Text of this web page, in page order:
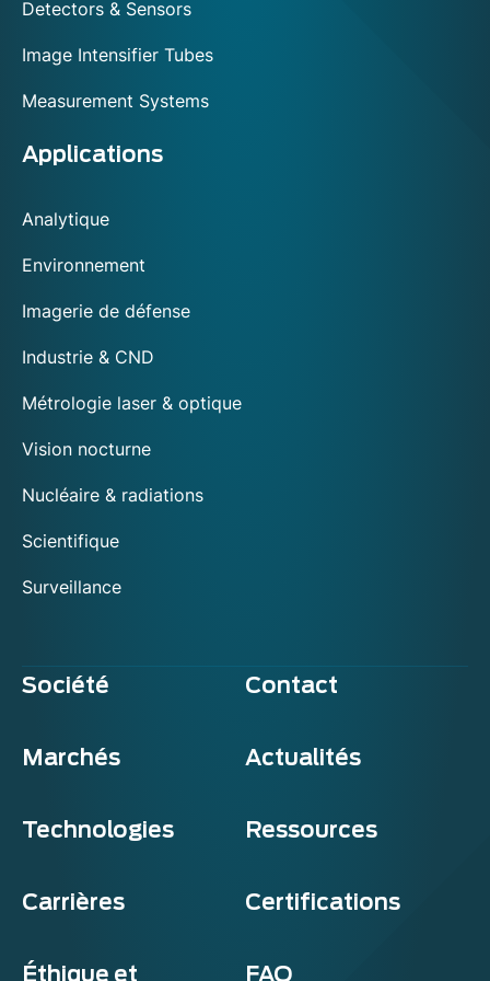
sécurité. En fin de compte, l'utilisation de la
inspections des trains et des véhicules offre
de nombreux avantages, de la détection
l'amélioration de la sécurité et de la précision.
En exploitant cette technologie, les
leurs processus d'inspection et améliorer la
Detectors & Sensors
Image Intensifier Tubes
Measurement Systems
Applications
Analytique
Environnement
Imagerie de défense
Industrie & CND
Métrologie laser & optique
Vision nocturne
Nucléaire & radiations
Scientifique
Surveillance
Société Contact
Marchés Actualités
Technologies Ressources
Carrières Certifications
Éthique et FAQ